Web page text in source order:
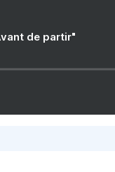
de partir"